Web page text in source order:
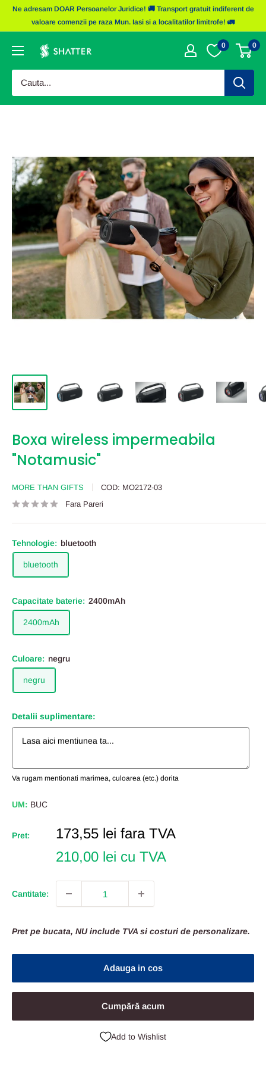
SaritiNe adresam DOAR Persoanelor Juridice! 🚚 Transport gratuit indiferent de
valoare comenzii pe raza Mun. Iasi si a localitatilor limitrofe! 🚛
Obiecte
Shatter
0 0
Boxa wireless impermeabila
"Notamusic"
MORE THAN GIFTS COD: MO2172-03
Fara Pareri
Tehnologie: bluetooth
bluetooth
Capacitate baterie: 2400mAh
2400mAh
Culoare: negru
negru
Detalii suplimentare:
Va rugam mentionati marimea, culoarea (etc.) dorita
UM: BUC
Pret:
Pret
173,55 lei fara TVA
210,00 lei cu TVA
Cantitate:
Pret pe bucata, NU include TVA si costuri de personalizare.
Adauga in cos
Cumpără acum
Add to Wishlist